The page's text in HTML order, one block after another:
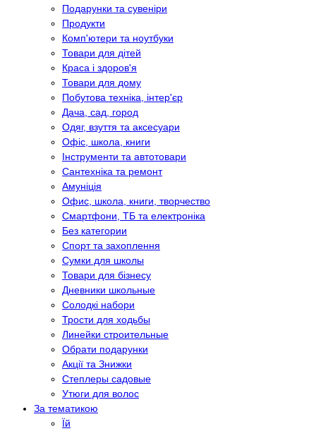
Подарунки та сувеніри
Продукти
Комп'ютери та ноутбуки
Товари для дітей
Краса і здоров'я
Товари для дому
Побутова техніка, інтер'єр
Дача, сад, город
Одяг, взуття та аксесуари
Офіс, школа, книги
Інструменти та автотовари
Сантехніка та ремонт
Амуніція
Офис, школа, книги, творчество
Смартфони, ТБ та електроніка
Без категории
Спорт та захоплення
Сумки для школы
Товари для бізнесу
Дневники школьные
Солодкі набори
Трости для ходьбы
Линейки строительные
Обрати подарунки
Акції та Знижки
Степлеры садовые
Утюги для волос
За тематикою
Їй